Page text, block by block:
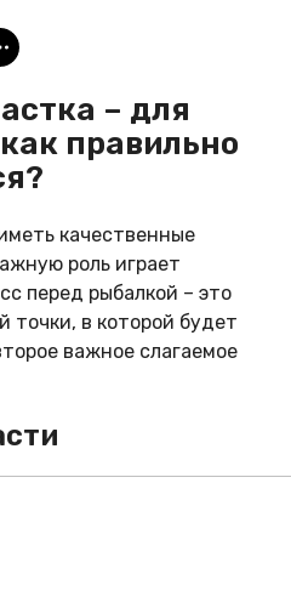
– для
правильно
качественные
роль играет
перед рыбалкой – это
точки, в которой будет
важное слагаемое